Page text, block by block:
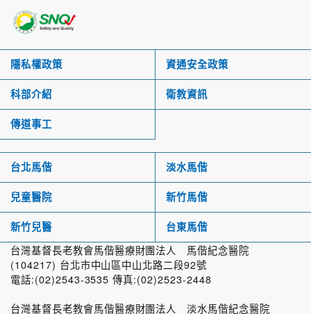
隱私權政策 資通安全政策
科部介紹 衛教資訊
傳道事工
台北馬偕 淡水馬偕
兒童醫院 新竹馬偕
新竹兒醫 台東馬偕
台灣基督長老教會馬偕醫療財團法人 馬偕紀念醫院
(104217) 台北市中山區中山北路二段92號
電話:(02)2543-3535 傳真:(02)2523-2448
台灣基督長老教會馬偕醫療財團法人 淡水馬偕紀念醫院